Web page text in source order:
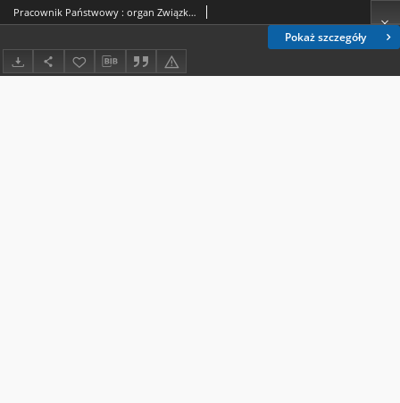
Pokaż szczegóły
Pracownik Państwowy : organ Związku Zawodowego Pracowników Państwowych R. P. R. 2, nr 10/11 [12/13] (listopad 1947)